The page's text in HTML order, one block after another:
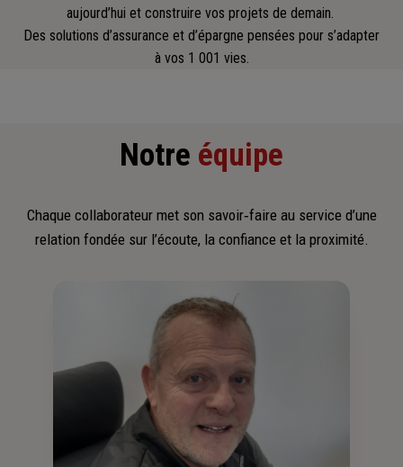
aujourd’hui et construire vos projets de demain.
Des solutions d’assurance et d’épargne pensées pour s’adapter
à vos 1 001 vies.
Notre équipe
Chaque collaborateur met son savoir‑faire au service d’une
relation fondée sur l’écoute, la confiance et la proximité.